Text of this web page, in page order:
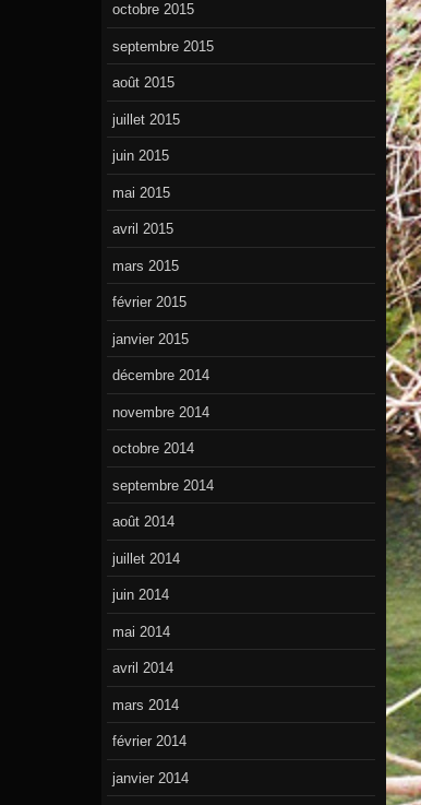
octobre 2015
septembre 2015
août 2015
juillet 2015
juin 2015
mai 2015
avril 2015
mars 2015
février 2015
janvier 2015
décembre 2014
novembre 2014
octobre 2014
septembre 2014
août 2014
juillet 2014
juin 2014
mai 2014
avril 2014
mars 2014
février 2014
janvier 2014